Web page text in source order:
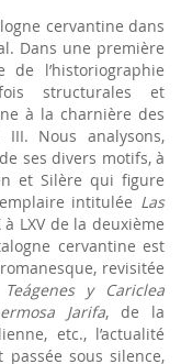
cervantine dans
Dans une première
l’historiographie
structurales et
à la charnière des
Nous analysons,
ses divers motifs, à
et Silère qui figure
intitulée Las
LXV de la deuxième
cervantine est
revisitée
y Cariclea
Jarifa, de la
etc., l’actualité
sous silence,